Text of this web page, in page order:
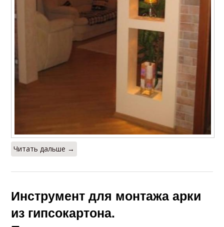
Читать дальше →
Инструмент для монтажа арки
из гипсокартона.